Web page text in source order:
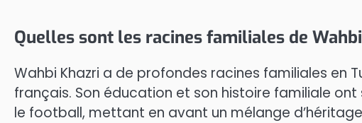
Quelles sont les racines familiales de
Wahbi Khazri a de profondes racines familiales en
français. Son éducation et son histoire familiale
le football, mettant en avant un mélange